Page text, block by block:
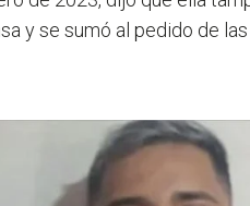
y se sumó al pedido de